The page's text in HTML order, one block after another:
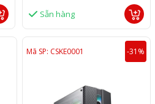
Sẵn hàng
Mã SP: CSKE0001 -31%